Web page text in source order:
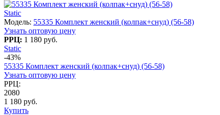
Static
Модель: 55335 Комплект женский (колпак+снуд) (56-58)
Узнать оптовую цену
РРЦ: 1 180 руб.
Static
-43%
55335 Комплект женский (колпак+снуд) (56-58)
Узнать оптовую цену
РРЦ:
2080
1 180 руб.
Купить